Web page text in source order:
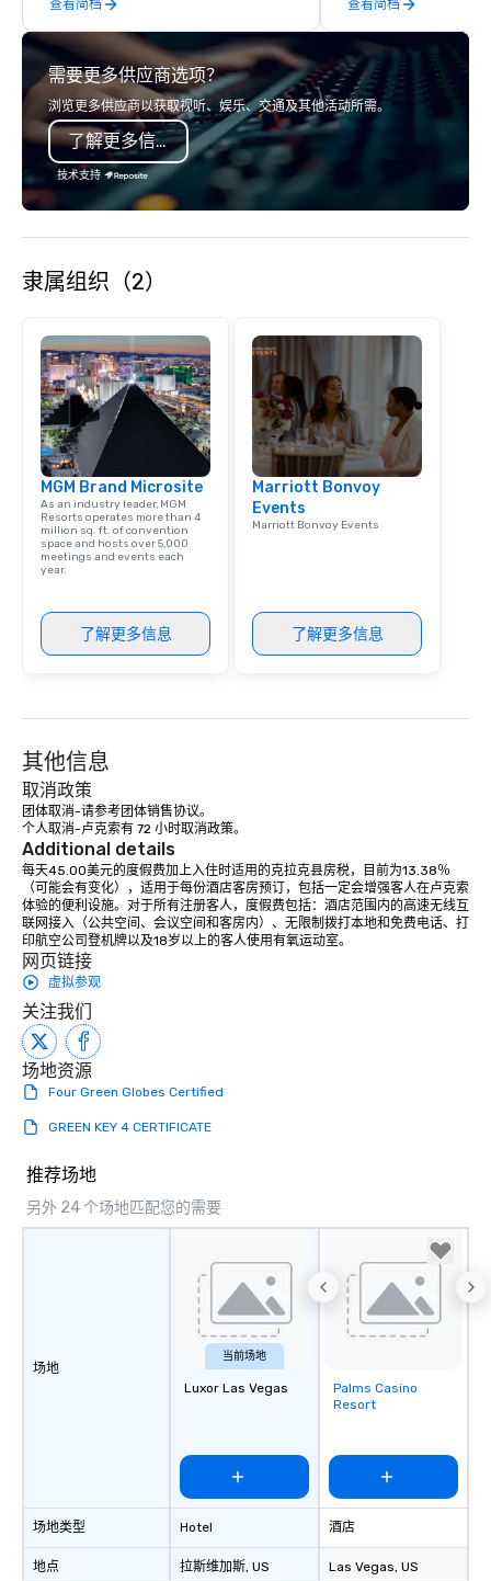
查看简档
years of industry
commitment to
service set us apart.
smart, reliable
make the end-user
seamless from start to
查看简档
需要更多供应商选项？
浏览更多供应商以获取视听、娱乐、交通及其他活动所需。
了解更多信息
技术支持
隶属组织（2）
MGM Brand Microsite
As an industry leader, MGM
Resorts operates more than 4
million sq. ft. of convention
space and hosts over 5,000
meetings and events each
year.
了解更多信息
Marriott Bonvoy
Events
Marriott Bonvoy Events
了解更多信息
其他信息
取消政策
团体取消-请参考团体销售协议。
个人取消-卢克索有 72 小时取消政策。
Additional details
每天45.00美元的度假费加上入住时适用的克拉克县房税，目前为13.38％
（可能会有变化），适用于每份酒店客房预订，包括一定会增强客人在卢克索
体验的便利设施。对于所有注册客人，度假费包括：酒店范围内的高速无线互
联网接入（公共空间、会议空间和客房内）、无限制拨打本地和免费电话、打
印航空公司登机牌以及18岁以上的客人使用有氧运动室。
网页链接
虚拟参观
关注我们
场地资源
Four Green Globes Certified
GREEN KEY 4 CERTIFICATE
推荐场地
另外 24 个场地匹配您的需要
场地
场地类型
地点
当前场地
Luxor Las Vegas
Hotel
拉斯维加斯, US
Removed from
favorites
Palms Casino
Resort
酒店
Las Vegas, US